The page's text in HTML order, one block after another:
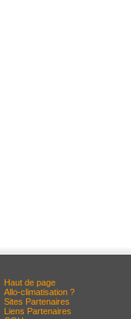
Haut de page
Allo-climatisation ?
Sites Partenaires
Liens Partenaires